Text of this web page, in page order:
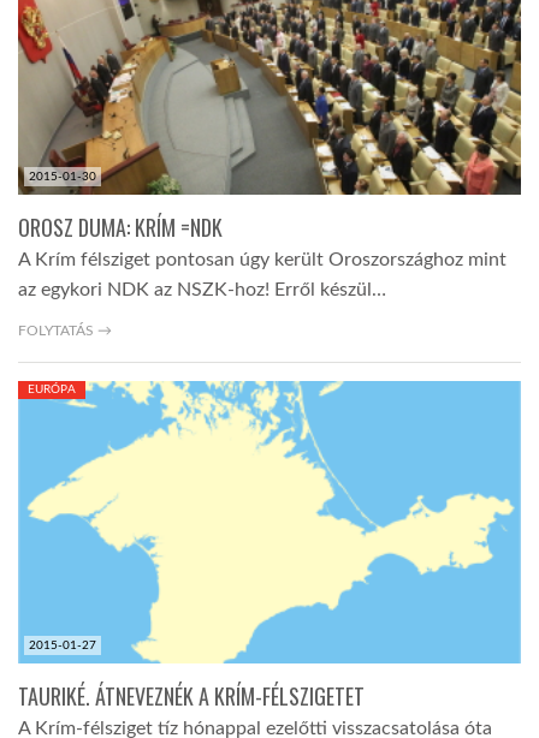
2015-01-30
OROSZ DUMA: KRÍM =NDK
A Krím félsziget pontosan úgy került Oroszországhoz mint
az egykori NDK az NSZK-hoz! Erről készül…
FOLYTATÁS →
2015-01-27
EURÓPA
TAURIKÉ. ÁTNEVEZNÉK A KRÍM-FÉLSZIGETET
A Krím-félsziget tíz hónappal ezelőtti visszacsatolása óta